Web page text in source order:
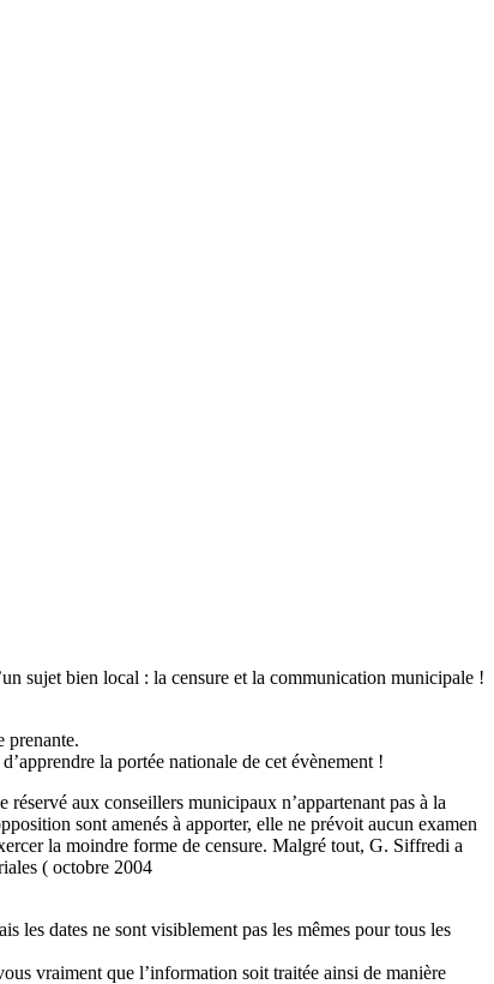
sujet bien local : la censure et la communication municipale !
prenante.
la portée nationale de cet évènement !
aux conseillers municipaux n’appartenant pas à la
sont amenés à apporter, elle ne prévoit aucun examen
la moindre forme de censure. Malgré tout, G. Siffredi a
( octobre 2004
les dates ne sont visiblement pas les mêmes pour tous les
vraiment que l’information soit traitée ainsi de manière